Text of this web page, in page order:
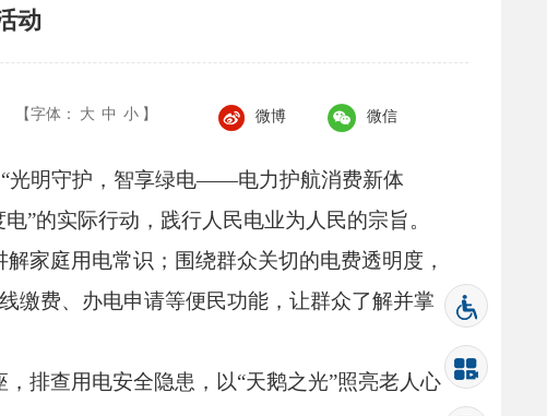
动
【字体： 大 中 小 】 微博 微信
明守护， 智享绿电——电力护航消费新体
”的实际行动， 践行人民电业为人民的宗旨。
解家庭用电常识； 围绕群众关切的电费透明度，
缴费、 办电申请等便民功能， 让群众了解并掌
，排查用电安全隐患， 以“天鹅之光”照亮老人心